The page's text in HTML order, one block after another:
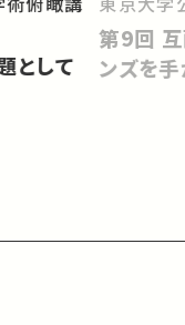
題として
第9回 互酬と共生の経済学：コモ
ンズを手